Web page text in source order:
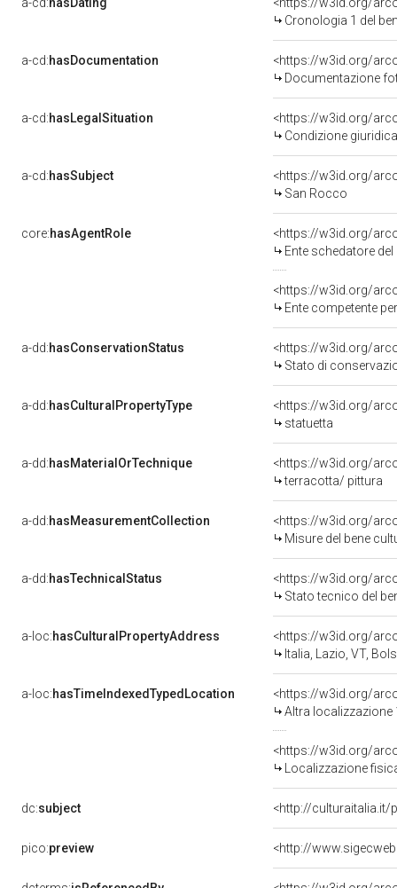
Cronologia 1 del
a-cd:hasDocumentation
Documentazione
a-cd:hasLegalSituation
Condizione
a-cd:hasSubject
<https://w3id.org/
San Rocco
core:hasAgentRole
<https://w3id.org/
Ente schedatore
<https://w3id.org/
Ente competente per tutela del
a-dd:hasConservationStatus
<https://w3id.org/
Stato di
a-dd:hasCulturalPropertyType
<https://w3id.org/
statuetta
a-dd:hasMaterialOrTechnique
<https://w3id.org/
terracotta/ pittura
a-dd:hasMeasurementCollection
<https://w3id.org/
Misure del bene
a-dd:hasTechnicalStatus
<https://w3id.org/
Stato tecnico del
a-loc:hasCulturalPropertyAddress
<https://w3id.org/
Italia, Lazio, VT,
a-loc:hasTimeIndexedTypedLocation
<https://w3id.org/
Altra localizzazione
<https://w3id.org/
Localizzazione
dc:subject <http://culturaitalia.it/
pico:preview